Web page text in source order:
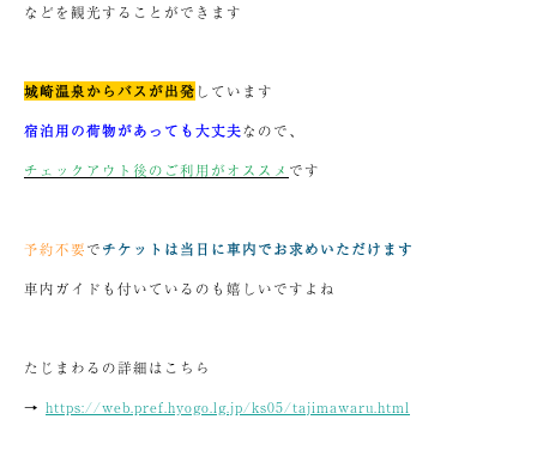
などを観光することができます
城崎温泉からバスが出発 しています
宿泊用の荷物があっても大丈夫なので、
チェックアウト後のご利用がオススメ です
予約不要でチケットは当日に車内でお求めいただけます
車内ガイドも付いているのも嬉しいですよね
たじまわるの詳細はこちら
→ https://web.pref.hyogo.lg.jp/ks05/tajimawaru.html